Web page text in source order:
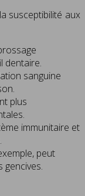
susceptibilité aux
dentaire.
sanguine
plus
immunitaire et
peut
gencives.